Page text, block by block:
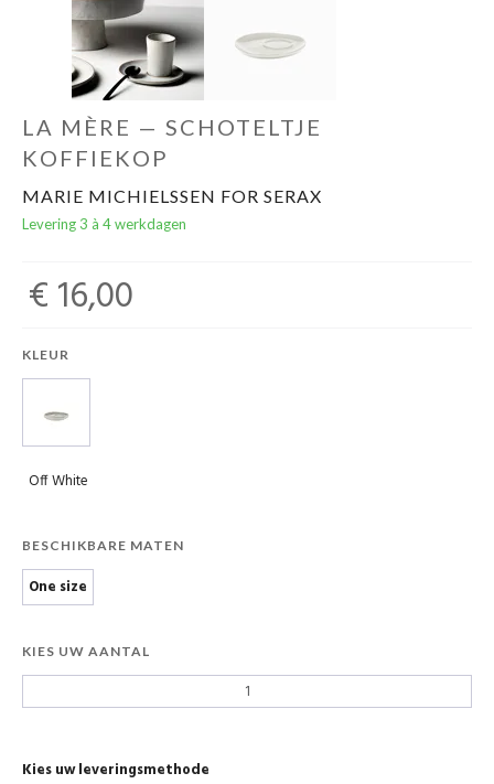
LA MÈRE — SCHOTELTJE
KOFFIEKOP
MARIE MICHIELSSEN FOR SERAX
Levering 3 à 4 werkdagen
€ 16,00
KLEUR
Off White
BESCHIKBARE MATEN
One size
KIES UW AANTAL
Kies uw leveringsmethode